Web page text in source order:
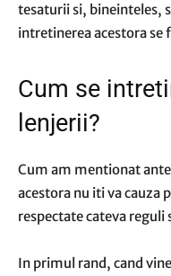
tesaturii si, bineinteles,
intretinerea acestora se
Cum se
lenjerii?
Cum am mentionat
acestora nu iti va cauza
respectate cateva reguli
In primul rand, cand